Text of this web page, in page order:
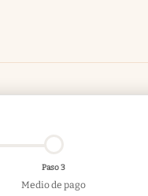
Paso 3
Medio de pago